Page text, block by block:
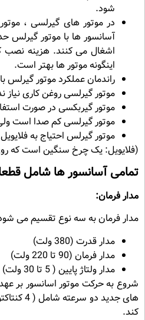
شود.
در موتور های گیرلسی ،
آسانسور ها با موتور گیرلس
اشغال می کنند. هزینه نصب
اینگونه موتور ها بهتر است.
راندمان عملکرد موتور گیرلس بالای 90 درصد است اما موتور گیربکس،حدود
موتور گیرلسی روغن کاری نیاز
موتور گیربکسی در صورت
موتور گیرلسی کم صدا است
موتور گیرلس احتیاج به
(فلایویل: یک چرخ سنگین است که
تمامی آسانسور ها شامل
مدار فرمان:
مدار فرمان به سه نوع تقسیم می
مدار قدرت (380 ولت)
مدار فرمان (90 تا 220 ولت)
مدار ولتاژ پایین ( 5 تا 30 ولت)
کند.